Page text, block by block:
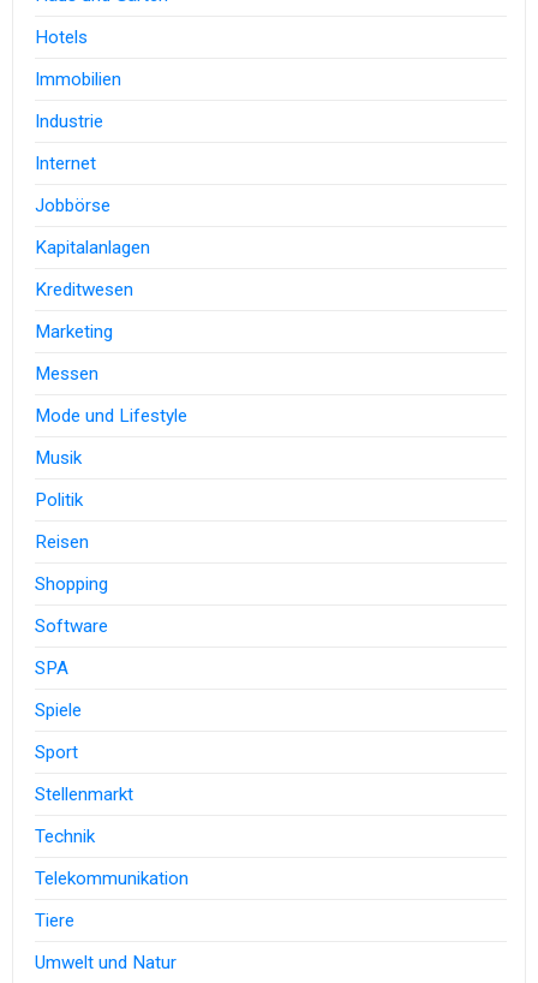
Hotels
Immobilien
Industrie
Internet
Jobbörse
Kapitalanlagen
Kreditwesen
Marketing
Messen
Mode und Lifestyle
Musik
Politik
Reisen
Shopping
Software
SPA
Spiele
Sport
Stellenmarkt
Technik
Telekommunikation
Tiere
Umwelt und Natur